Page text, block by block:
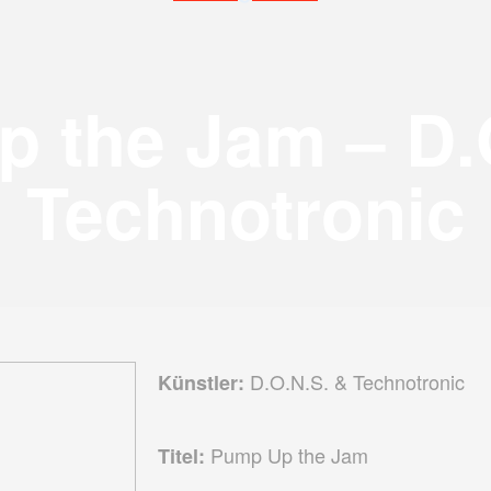
Künstler: D.O.N.S. & Technotronic
Titel: Pump Up the Jam